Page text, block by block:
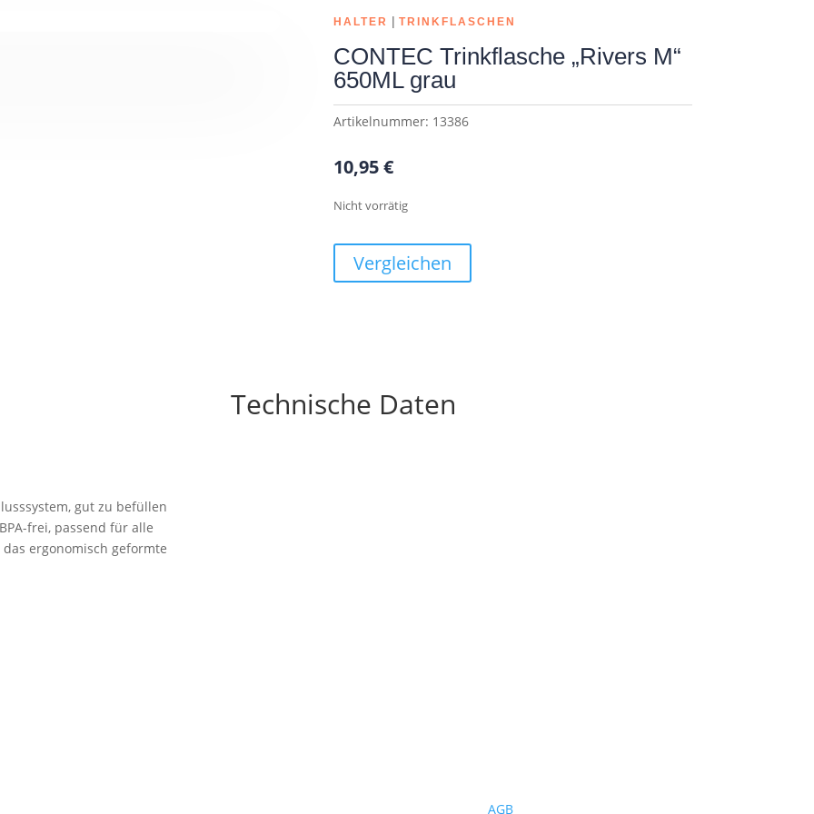
HALTER | TRINKFLASCHEN
CONTEC Trinkflasche „Rivers M“
650ML grau
Artikelnummer: 13386
10,95€
Nicht vorrätig
Vergleichen
gut zu befüllen
frei, passend für alle
ergonomisch geformte
Technische Daten
AGB